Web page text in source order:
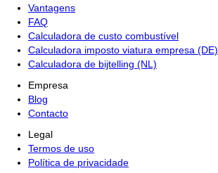
Vantagens
FAQ
Calculadora de custo combustível
Calculadora imposto viatura empresa (DE)
Calculadora de bijtelling (NL)
Empresa
Blog
Contacto
Legal
Termos de uso
Política de privacidade